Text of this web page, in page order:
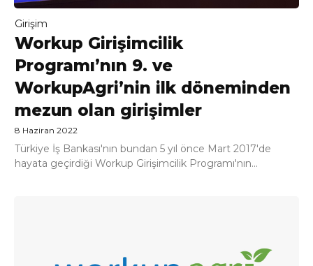
Girişim
Workup Girişimcilik
Programı’nın 9. ve
WorkupAgri’nin ilk döneminden
mezun olan girişimler
8 Haziran 2022
Türkiye İş Bankası'nın bundan 5 yıl önce Mart 2017'de
hayata geçirdiği Workup Girişimcilik Programı'nın...